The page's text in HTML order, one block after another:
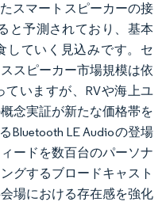
スマートスピーカーの接
と予測されており、基本
していく見込みです。セ
スピーカー市場規模は依
いますが、RVや海上ユ
念実証が新たな価格帯を
Bluetooth LE Audioの登場
ードを数百台のパーソナ
グするブロードキャスト
場における存在感を強化